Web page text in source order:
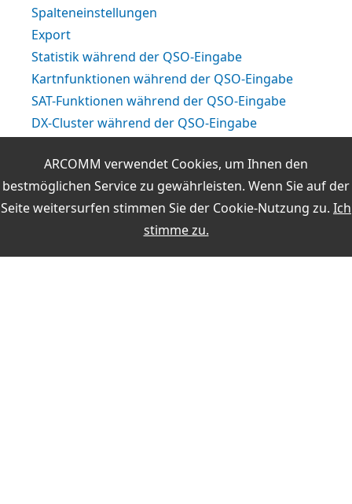
ARCOMM verwendet Cookies, um Ihnen den
bestmöglichen Service zu gewährleisten. Wenn Sie auf der
Seite weitersurfen stimmen Sie der Cookie-Nutzung zu. Ich
stimme zu.
Spalteneinstellungen
Export
Statistik während der QSO-Eingabe
Kartnfunktionen während der QSO-Eingabe
SAT-Funktionen während der QSO-Eingabe
DX-Cluster während der QSO-Eingabe
Zugriff auf die Call-Verwaltung während der QSO-
Eingabe
QSL-Druck und QSL-EMail im QSO-Eingabefenster